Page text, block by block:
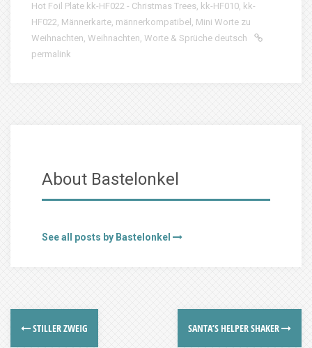
Hot Foil Plate kk-HF022 - Christmas Trees, kk-HF010, kk-
HF022, Männerkarte, männerkompatibel , Mini Worte zu
Weihnachten, Weihnachten, Worte & Sprüche deutsch
permalink
About Bastelonkel
See all posts by Bastelonkel
STILLER ZWEIG SANTA’S HELPER SHAKER